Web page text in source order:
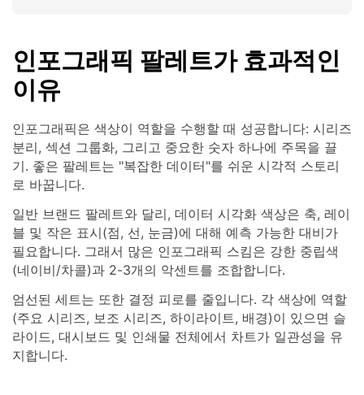
인포그래픽 팔레트가 효과적인
이유
인포그래픽은 색상이 역할을 수행할 때 성공합니다: 시리즈
분리, 섹션 그룹화, 그리고 중요한 숫자 하나에 주목을 끌
기. 좋은 팔레트는 "복잡한 데이터"를 쉬운 시각적 스토리
로 바꿉니다.
일반 브랜드 팔레트와 달리, 데이터 시각화 색상은 축, 레이
블 및 작은 표시(점, 선, 눈금)에 대해 예측 가능한 대비가
필요합니다. 그래서 많은 인포그래픽 스킴은 강한 중립색
(네이비/차콜)과 2-3개의 악센트를 조합합니다.
엄선된 세트는 또한 결정 피로를 줄입니다. 각 색상에 역할
(주요 시리즈, 보조 시리즈, 하이라이트, 배경)이 있으면 슬
라이드, 대시보드 및 인쇄물 전체에서 차트가 일관성을 유
지합니다.